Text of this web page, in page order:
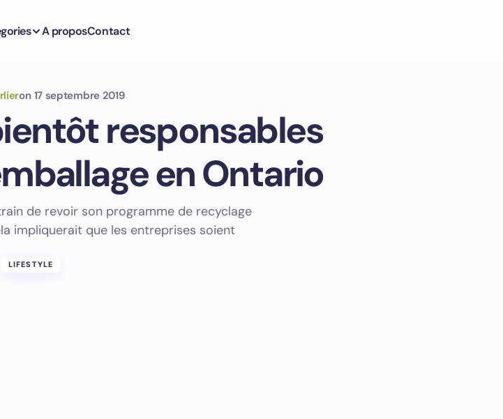
A proposContact
on 17 septembre 2019
responsables
en Ontario
de revoir son programme de recyclage
impliquerait que les entreprises soient
LIFESTYLE